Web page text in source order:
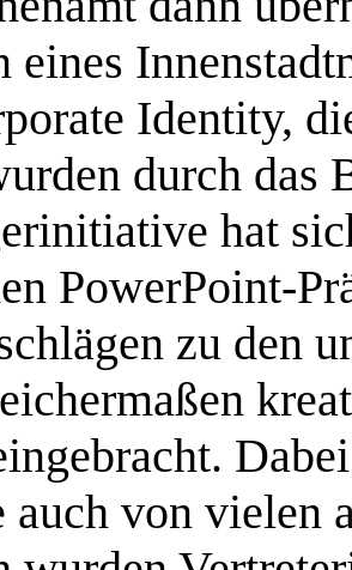
eines
Identity,
durch das
hat
PowerPoint-
zu den
auch von vielen